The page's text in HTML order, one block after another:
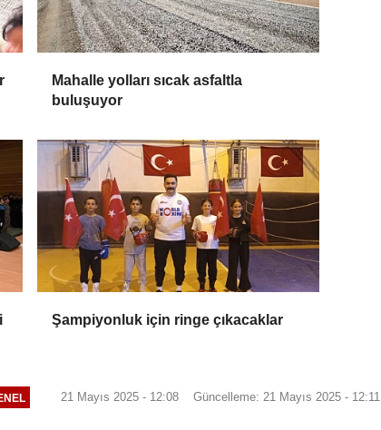
Mahalle yolları sıcak asfaltla
buluşuyor
Şampiyonluk için ringe çıkacaklar
21 Mayıs 2025 - 12:08 Güncelleme: 21 Mayıs 2025 - 12:11